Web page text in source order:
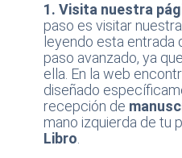
1. Visita nuestra
paso es visitar
leyendo esta entrada
paso avanzado, ya
ella. En la web
diseñado
recepción de
mano izquierda de tu
Libro.